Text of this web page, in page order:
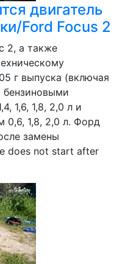
двигатель
Ford Focus 2
2, а также
г выпуска (включая
бензиновыми
1,6, 1,8, 2,0 л и
0,6, 1,8, 2,0 л. Форд
замены
does not start after